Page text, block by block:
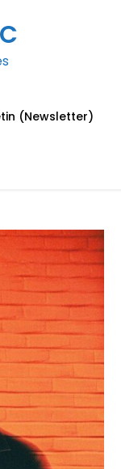
(Newsletter)